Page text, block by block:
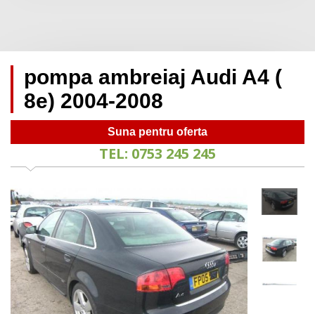
pompa ambreiaj Audi A4 (
8e) 2004-2008
Suna pentru oferta
TEL: 0753 245 245